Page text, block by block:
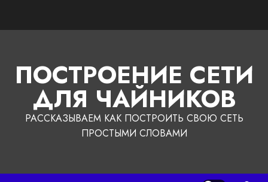
ПОСТРОЕНИЕ СЕТИ
ДЛЯ ЧАЙНИКОВ
РАССКАЗЫВАЕМ КАК ПОСТРОИТЬ СВОЮ СЕТЬ
ПРОСТЫМИ СЛОВАМИ